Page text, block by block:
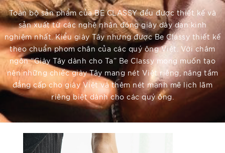
Toàn bộ sản phẩm của BE CLASSY đều được thiết kế và
sản xuất từ các nghệ nhân đóng giày dày dạn kinh
nghiệm nhất. Kiểu giày Tây nhưng được Be Classy thiết kế
theo chuẩn phom chân của các quý ông Việt. Với châm
ngôn “Giày Tây dành cho Ta” Be Classy mong muốn tạo
nên những chiếc giày Tây mang nét Việt riêng, nâng tầm
đẳng cấp cho giày Việt và thêm nét mạnh mẽ lịch lãm
riêng biệt dành cho các quý ông.